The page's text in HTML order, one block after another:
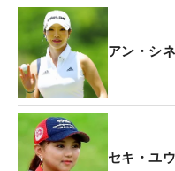
アン・シ
セキ・ユ